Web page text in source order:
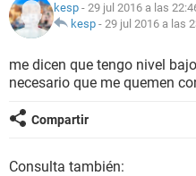
NUTRICIÓN
BIENESTAR
SEXUALIDAD
GLOSARIO
kesp - 29 jul 2016 a las
kesp - 29 jul 2016 a las
me dicen que tengo nivel
necesario que me quemen
Compartir
Consulta también: